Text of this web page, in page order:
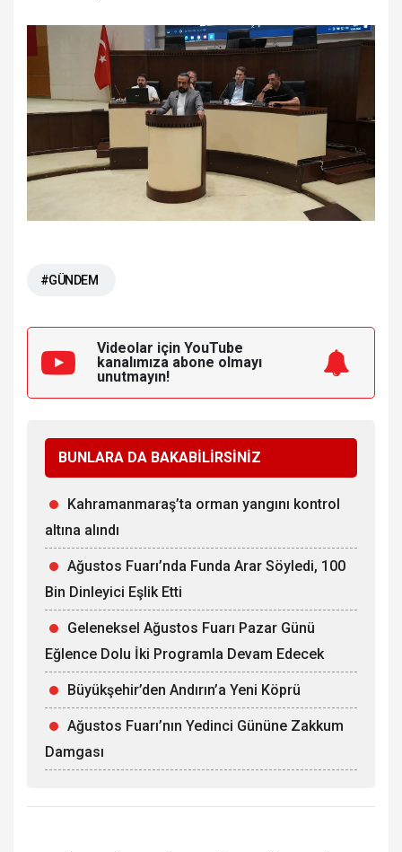
#GÜNDEM
Videolar için YouTube
kanalımıza abone olmayı
unutmayın!
BUNLARA DA BAKABİLİRSİNİZ
Kahramanmaraş’ta orman yangını kontrol
altına alındı
Ağustos Fuarı’nda Funda Arar Söyledi, 100
Bin Dinleyici Eşlik Etti
Geleneksel Ağustos Fuarı Pazar Günü
Eğlence Dolu İki Programla Devam Edecek
Büyükşehir’den Andırın’a Yeni Köprü
Ağustos Fuarı’nın Yedinci Gününe Zakkum
Damgası